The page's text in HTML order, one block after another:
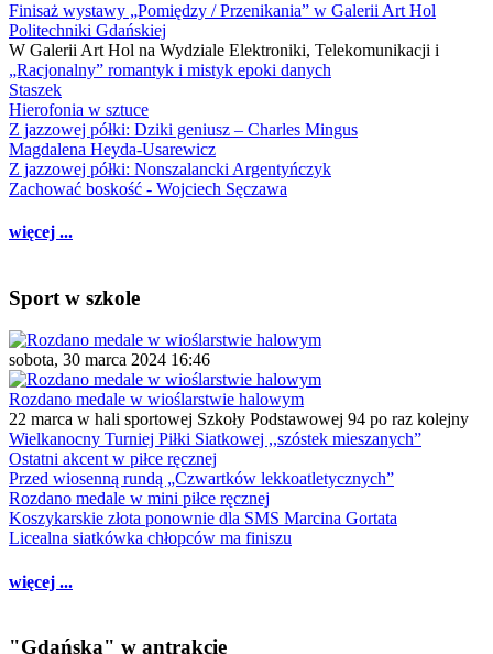
Finisaż wystawy „Pomiędzy / Przenikania” w Galerii Art Hol
Politechniki Gdańskiej
W Galerii Art Hol na Wydziale Elektroniki, Telekomunikacji i
„Racjonalny” romantyk i mistyk epoki danych
Staszek
Hierofonia w sztuce
Z jazzowej półki: Dziki geniusz – Charles Mingus
Magdalena Heyda-Usarewicz
Z jazzowej półki: Nonszalancki Argentyńczyk
Zachować boskość - Wojciech Sęczawa
więcej ...
Sport w szkole
sobota, 30 marca 2024 16:46
Rozdano medale w wioślarstwie halowym
22 marca w hali sportowej Szkoły Podstawowej 94 po raz kolejny
Wielkanocny Turniej Piłki Siatkowej ,,szóstek mieszanych”
Ostatni akcent w piłce ręcznej
Przed wiosenną rundą „Czwartków lekkoatletycznych”
Rozdano medale w mini piłce ręcznej
Koszykarskie złota ponownie dla SMS Marcina Gortata
Licealna siatkówka chłopców ma finiszu
więcej ...
"Gdańska" w antrakcie